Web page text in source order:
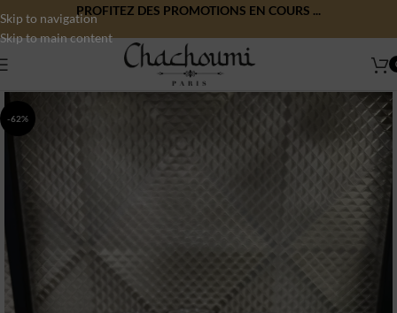
Skip to navigation
Skip to main content
PROFITEZ DES PROMOTIONS EN COURS ...
-62%